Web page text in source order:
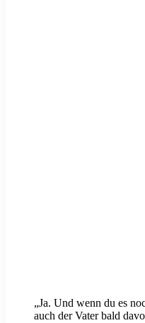
„Ja. Und wenn du es
auch der Vater bald